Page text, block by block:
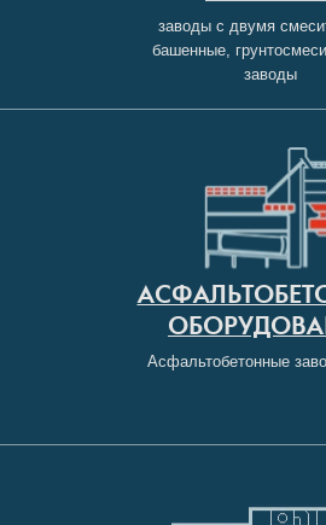
заводы с двумя
башенные,
заводы
Асфальтобетонные